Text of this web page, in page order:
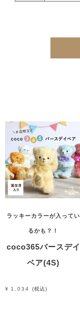
ラッキーカラーが入ってい
るかも？！
coco365バースデイ
ベア(4S)
¥ 1,034 税込